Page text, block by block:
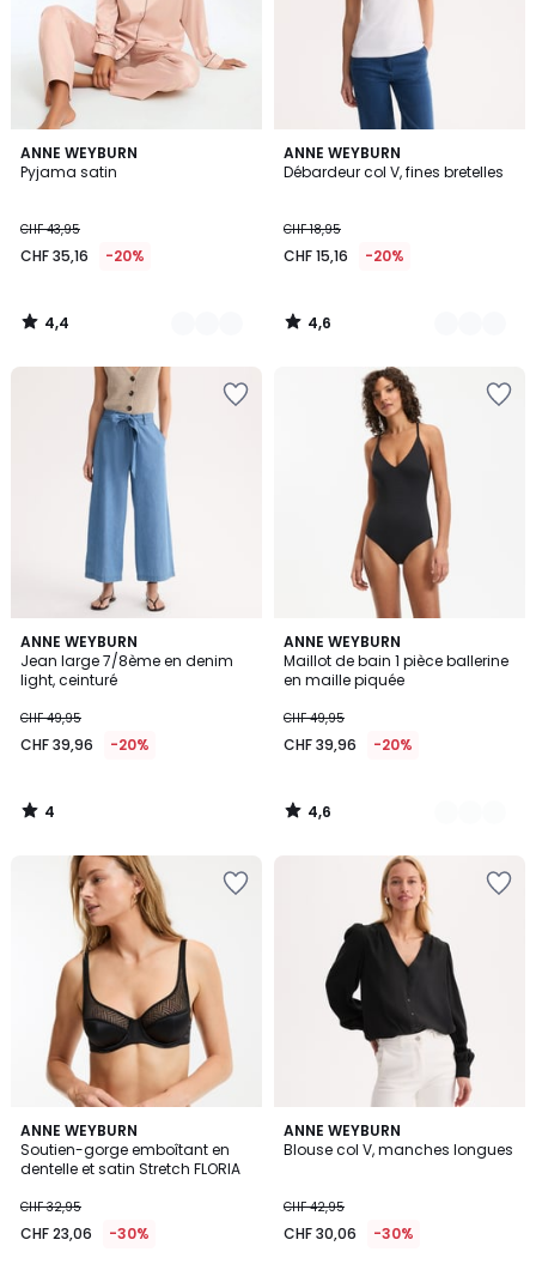
ANNE WEYBURN
Pyjama satin
CHF 43,95
CHF 35,16 -20%
4,4
/ 5
3
Couleurs
4,4
/
ANNE WEYBURN
Débardeur col V, fines bretelles
CHF 18,95
CHF 15,16 -20%
4,6
/ 5
2
Couleurs
4,6
/
ANNE WEYBURN
Jean large 7/8ème en denim
light, ceinturé
CHF 49,95
CHF 39,96 -20%
4
/
5
4
/
ANNE WEYBURN
Maillot de bain 1 pièce ballerine
en maille piquée
CHF 49,95
CHF 39,96 -20%
4,6
/ 5
2
Couleurs
4,6
/
ANNE WEYBURN
Soutien-gorge emboîtant en
dentelle et satin Stretch FLORIA
CHF 32,95
CHF 23,06 -30%
2
Couleurs
ANNE WEYBURN
Blouse col V, manches longues
CHF 42,95
CHF 30,06 -30%
4
/
2
Couleurs